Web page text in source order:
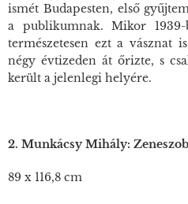
ismét Budapesten, első
a publikumnak. Mikor 1939-
természetesen ezt a vásznat
négy évtizeden át őrizte, s
került a jelenlegi helyére.
2. Munkácsy Mihály:
89 x 116,8 cm